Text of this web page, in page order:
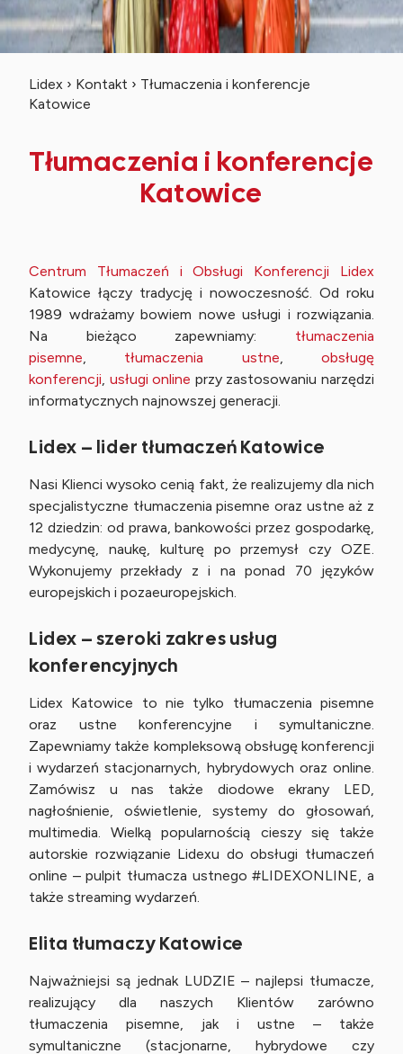
Lidex › Kontakt › Tłumaczenia i konferencje
Katowice
Tłumaczenia i konferencje
Katowice
Centrum Tłumaczeń i Obsługi Konferencji Lidex
Katowice łączy tradycję i nowoczesność. Od roku
1989 wdrażamy bowiem nowe usługi i rozwiązania.
Na bieżąco zapewniamy: tłumaczenia
pisemne, tłumaczenia ustne,obsługę
konferencji, usługi online przy zastosowaniu narzędzi
informatycznych najnowszej generacji.
Lidex – lider tłumaczeń Katowice
Nasi Klienci wysoko cenią fakt, że realizujemy dla nich
specjalistyczne tłumaczenia pisemne oraz ustne aż z
12 dziedzin: od prawa, bankowości przez gospodarkę,
medycynę, naukę, kulturę po przemysł czy OZE.
Wykonujemy przekłady z i na ponad 70 języków
europejskich i pozaeuropejskich.
Lidex – szeroki zakres usług
konferencyjnych
Lidex Katowice to nie tylko tłumaczenia pisemne
oraz ustne konferencyjne i symultaniczne.
Zapewniamy także kompleksową obsługę konferencji
i wydarzeń stacjonarnych, hybrydowych oraz online.
Zamówisz u nas także diodowe ekrany LED,
nagłośnienie, oświetlenie, systemy do głosowań,
multimedia. Wielką popularnością cieszy się także
autorskie rozwiązanie Lidexu do obsługi tłumaczeń
online – pulpit tłumacza ustnego #LIDEXONLINE, a
także streaming wydarzeń.
Elita tłumaczy Katowice
Najważniejsi są jednak LUDZIE – najlepsi tłumacze,
realizujący dla naszych Klientów zarówno
tłumaczenia pisemne, jak i ustne – także
symultaniczne (stacjonarne, hybrydowe czy